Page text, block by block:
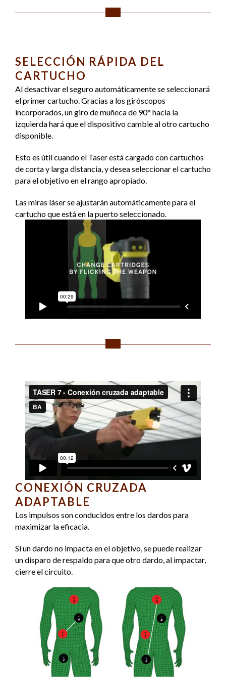
SELECCIÓN RÁPIDA DEL
CARTUCHO
Al desactivar el seguro automáticamente se seleccionará
el primer cartucho. Gracias a los giróscopos
incorporados, un giro de muñeca de 90° hacia la
izquierda hará que el dispositivo cambie al otro cartucho
disponible.
Esto es útil cuando el Taser está cargado con cartuchos
de corta y larga distancia, y desea seleccionar el cartucho
para el objetivo en el rango apropiado.
Las miras láser se ajustarán automáticamente para el
cartucho que está en la puerto seleccionado.
CONEXIÓN CRUZADA
ADAPTABLE
Los impulsos son conducidos entre los dardos para
maximizar la eficacia.
Si un dardo no impacta en el objetivo, se puede realizar
un disparo de respaldo para que otro dardo, al impactar,
cierre el circuito.